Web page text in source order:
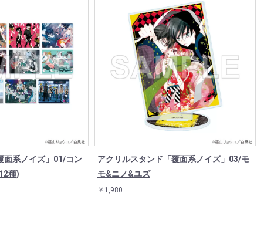
面系ノイズ」01/コン
種)
アクリルスタンド「覆面系ノイズ」03/モ
モ&ニノ&ユズ
￥1,980